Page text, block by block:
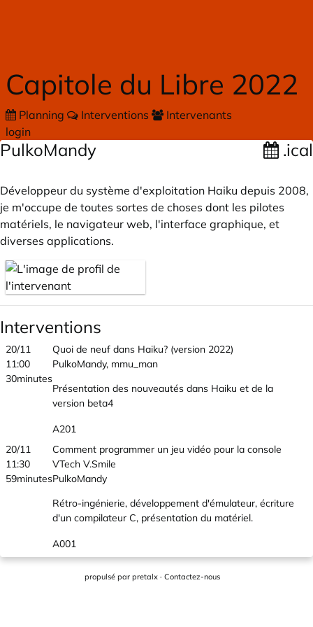
Capitole du Libre 2022
Planning Interventions
Intervenants
login
PulkoMandy .ical
Développeur du système d'exploitation Haiku depuis 2008,
je m'occupe de toutes sortes de choses dont les pilotes
matériels, le navigateur web, l'interface graphique, et
diverses applications.
Interventions
20/11
11:00
30minutes
Quoi de neuf dans Haiku? (version 2022)
PulkoMandy, mmu_man
Présentation des nouveautés dans Haiku et de la
version beta4
A201
20/11
11:30
59minutes
Comment programmer un jeu vidéo pour la console
VTech V.Smile
PulkoMandy
Rétro-ingénierie, développement d'émulateur, écriture
d'un compilateur C, présentation du matériel.
A001
propulsé par pretalx · Contactez-nous